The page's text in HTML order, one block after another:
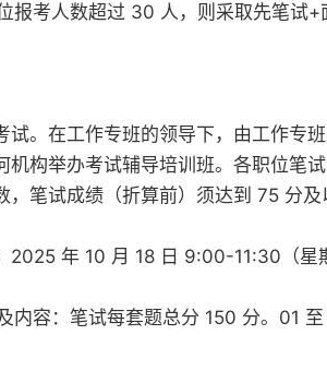
报考人数超过 30 人，则采取先笔试+
试。在工作专班的领导下，由工作专
机构举办考试辅导培训班。各职位笔
，笔试成绩（折算前）须达到 75 分
2025 年 10 月 18 日 9:00-11:30（星
内容：笔试每套题总分 150 分。01